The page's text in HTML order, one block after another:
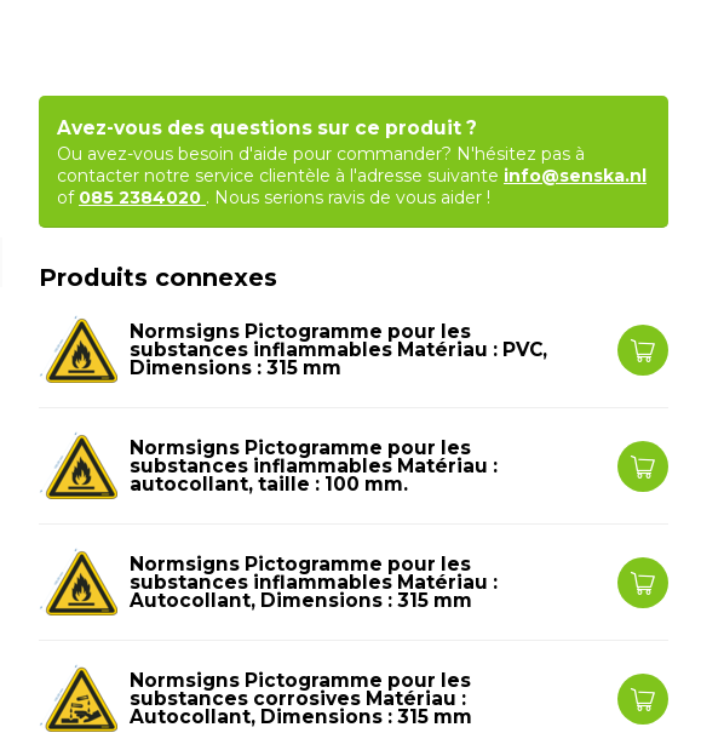
Avez-vous des questions sur ce produit ?
Ou avez-vous besoin d'aide pour commander? N'hésitez pas à
contacter notre service clientèle à l'adresse suivante info@senska.nl
of 085 2384020 . Nous serions ravis de vous aider !
Produits connexes
Normsigns Pictogramme pour les
substances inflammables Matériau : PVC,
Dimensions : 315 mm
Normsigns Pictogramme pour les
substances inflammables Matériau :
autocollant, taille : 100 mm.
Normsigns Pictogramme pour les
substances inflammables Matériau :
Autocollant, Dimensions : 315 mm
Normsigns Pictogramme pour les
substances corrosives Matériau :
Autocollant, Dimensions : 315 mm